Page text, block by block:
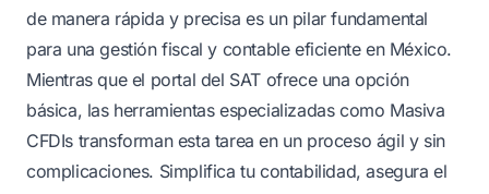
de manera rápida y precisa es un pilar fundamental
para una gestión fiscal y contable eficiente en México.
Mientras que el portal del SAT ofrece una opción
básica, las herramientas especializadas como Masiva
CFDIs transforman esta tarea en un proceso ágil y sin
complicaciones. Simplifica tu contabilidad, asegura el